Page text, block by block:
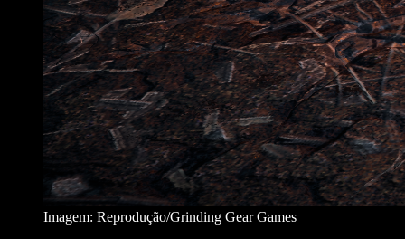
Imagem: Reprodução/Grinding Gear Games